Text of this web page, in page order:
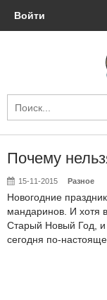
Войти
Почему
15-11-2015 Разное
Новогодние
мандаринов. И хотя
Старый Новый Год, и
сегодня по-